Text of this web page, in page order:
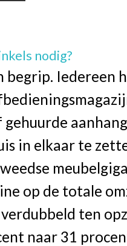
nodig?
begrip. Iedereen
in elkaar te
op de totale
ten
naar 31